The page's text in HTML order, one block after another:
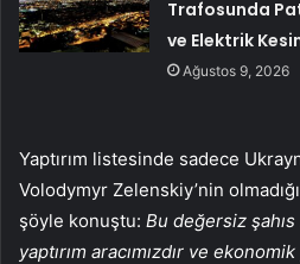
Trafosunda
ve Elektrik
Ağustos 9, 2026
Yaptırım listesinde sadece
Volodymyr Zelenskiy’nin
şöyle konuştu: Bu değersiz
yaptırım aracımızdır ve